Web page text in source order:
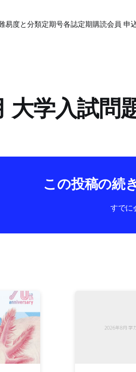
易度と分類定期号各誌定期購読会員 申
学入試問
この投稿の続
すでに